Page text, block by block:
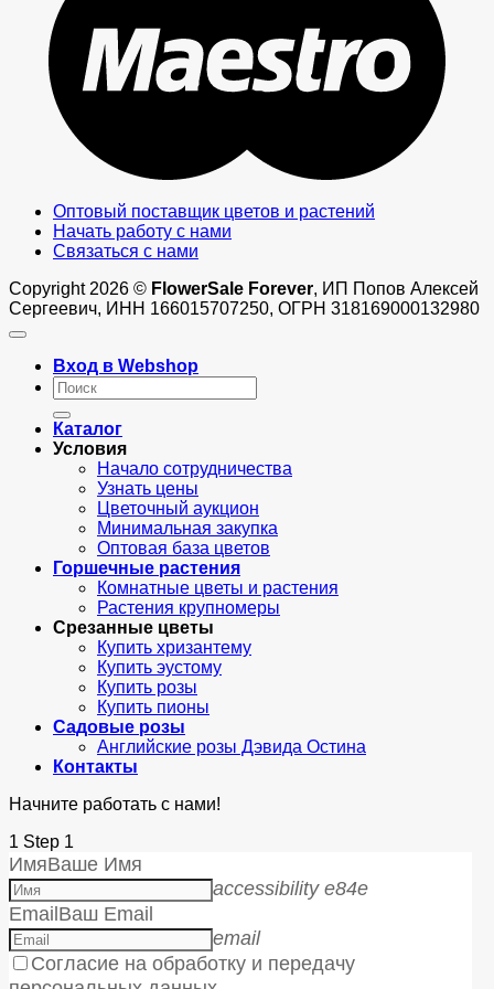
Оптовый поставщик цветов и растений
Начать работу с нами
Связаться с нами
Copyright 2026 © FlowerSale Forever, ИП Попов Алексей
Сергеевич, ИНН 166015707250, ОГРН 318169000132980
Вход в Webshop
Искать:
Каталог
Условия
Начало сотрудничества
Узнать цены
Цветочный аукцион
Минимальная закупка
Оптовая база цветов
Горшечные растения
Комнатные цветы и растения
Растения крупномеры
Срезанные цветы
Купить хризантему
Купить эустому
Купить розы
Купить пионы
Садовые розы
Английские розы Дэвида Остина
Контакты
Начните работать с нами!
1 Step 1
ИмяВаше Имя
accessibility e84e
EmailВаш Email
email
Согласие на обработку и передачу